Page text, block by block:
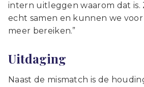
intern uitleggen waarom dat is.
echt samen en kunnen we
meer bereiken.”
Uitdaging
Naast de mismatch is de